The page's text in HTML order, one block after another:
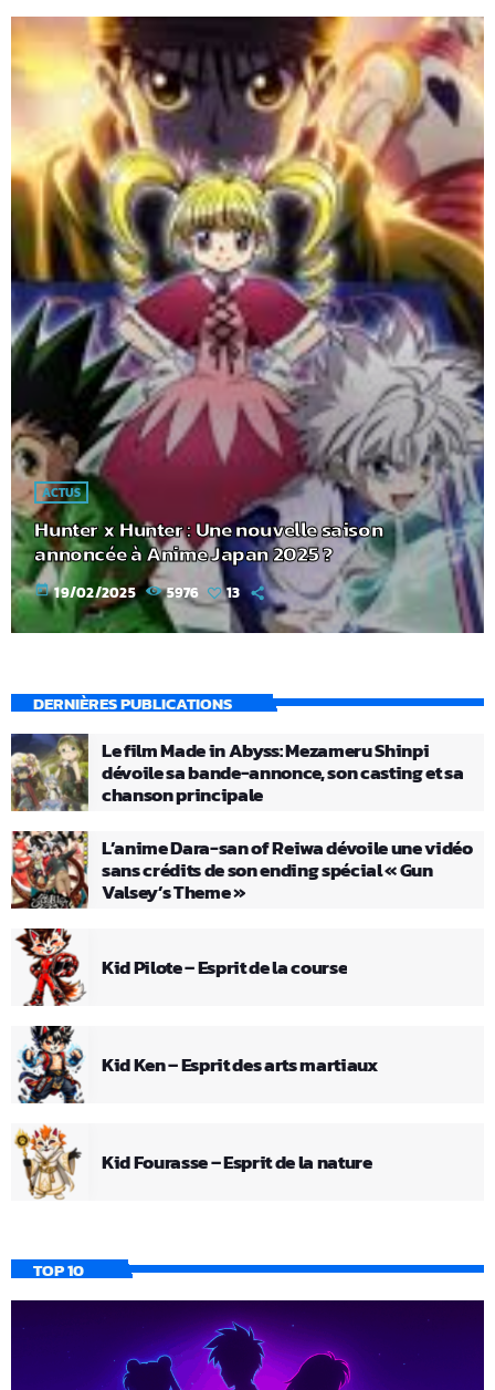
ACTUS
Hunter x Hunter : Une nouvelle saison
annoncée à Anime Japan 2025 ?
today 19/02/2025 5976 13
DERNIÈRES PUBLICATIONS
Le film Made in Abyss: Mezameru Shinpi
dévoile sa bande-annonce, son casting et sa
chanson principale
L’anime Dara-san of Reiwa dévoile une vidéo
sans crédits de son ending spécial « Gun
Valsey’s Theme »
Kid Pilote – Esprit de la course
Kid Ken – Esprit des arts martiaux
Kid Fourasse – Esprit de la nature
TOP 10